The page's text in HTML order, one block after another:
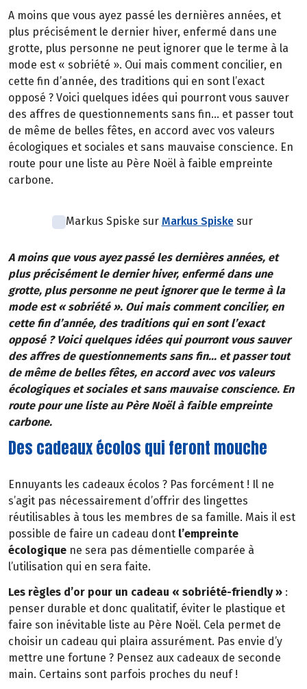
A moins que vous ayez passé les dernières années, et
plus précisément le dernier hiver, enfermé dans une
grotte, plus personne ne peut ignorer que le terme à la
mode est « sobriété ». Oui mais comment concilier, en
cette fin d’année, des traditions qui en sont l’exact
opposé ? Voici quelques idées qui pourront vous sauver
des affres de questionnements sans fin... et passer tout
de même de belles fêtes, en accord avec vos valeurs
écologiques et sociales et sans mauvaise conscience. En
route pour une liste au Père Noël à faible empreinte
carbone.
Markus Spiske sur Markus Spiskesur
A moins que vous ayez passé les dernières années, et
plus précisément le dernier hiver, enfermé dans une
grotte, plus personne ne peut ignorer que le terme à la
mode est « sobriété ». Oui mais comment concilier, en
cette fin d’année, des traditions qui en sont l’exact
opposé ? Voici quelques idées qui pourront vous sauver
des affres de questionnements sans fin... et passer tout
de même de belles fêtes, en accord avec vos valeurs
écologiques et sociales et sans mauvaise conscience. En
route pour une liste au Père Noël à faible empreinte
carbone.
Des cadeaux écolos qui feront mouche
Ennuyants les cadeaux écolos ? Pas forcément ! Il ne
s’agit pas nécessairement d’offrir des lingettes
réutilisables à tous les membres de sa famille. Mais il est
possible de faire un cadeau dont l’empreinte
écologique ne sera pas démentielle comparée à
l’utilisation qui en sera faite.
Les règles d’or pour un cadeau « sobriété-friendly » :
penser durable et donc qualitatif, éviter le plastique et
faire son inévitable liste au Père Noël. Cela permet de
choisir un cadeau qui plaira assurément. Pas envie d’y
mettre une fortune ? Pensez aux cadeaux de seconde
main. Certains sont parfois proches du neuf !